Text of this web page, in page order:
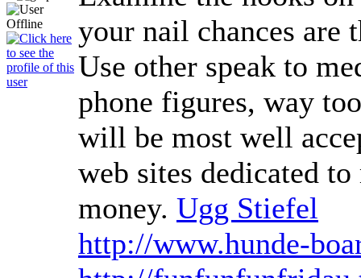
your nail chances are
Use other speak to
phone figures, way
will be most well
web sites dedicated
money. Ugg Stiefel
http://www.hunde-